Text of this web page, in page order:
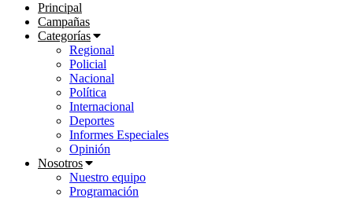
Principal
Campañas
Categorías
Regional
Policial
Nacional
Política
Internacional
Deportes
Informes Especiales
Opinión
Nosotros
Nuestro equipo
Programación